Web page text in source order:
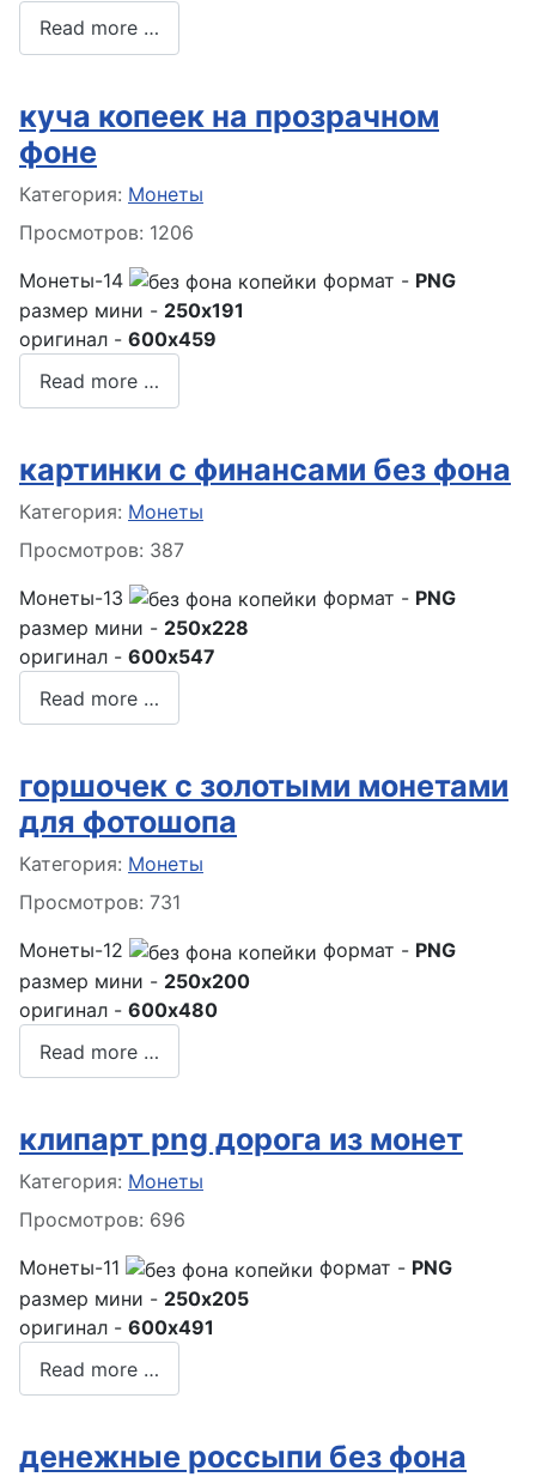
Read more …
куча копеек на прозрачном
фоне
Информация о материале
Категория: Монеты
Просмотров: 1206
Монеты-14
формат - PNG
размер мини - 250x191
оригинал - 600x459
Read more …
картинки с финансами без фона
Информация о материале
Категория: Монеты
Просмотров: 387
Монеты-13
формат - PNG
размер мини - 250x228
оригинал - 600x547
Read more …
горшочек с золотыми монетами
для фотошопа
Информация о материале
Категория: Монеты
Просмотров: 731
Монеты-12
формат - PNG
размер мини - 250x200
оригинал - 600x480
Read more …
клипарт png дорога из монет
Информация о материале
Категория: Монеты
Просмотров: 696
Монеты-11
формат - PNG
размер мини - 250x205
оригинал - 600x491
Read more …
денежные россыпи без фона